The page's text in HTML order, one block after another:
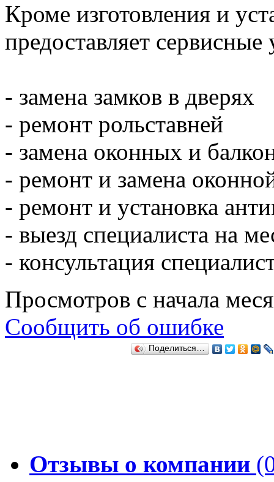
Кроме изготовления и
предоставляет сервисные
- замена замков в дверях
- ремонт рольставней
- замена оконных и
- ремонт и замена
- ремонт и установка
- выезд специалиста на
- консультация
Просмотров с начала
Сообщить об ошибке
Поделиться…
Отзывы о компании